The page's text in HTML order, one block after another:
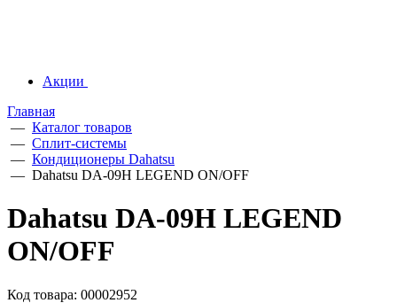
Акции
Главная
— Каталог товаров
— Сплит-системы
— Кондиционеры Dahatsu
— Dahatsu DA-09H LEGEND ON/OFF
Dahatsu DA-09H LEGEND
ON/OFF
Код товара: 00002952